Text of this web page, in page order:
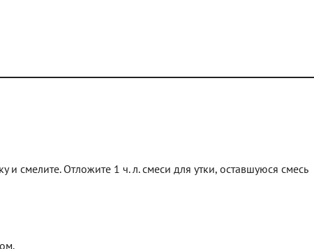
смелите. Отложите 1 ч. л. смеси для утки, оставшуюся смесь